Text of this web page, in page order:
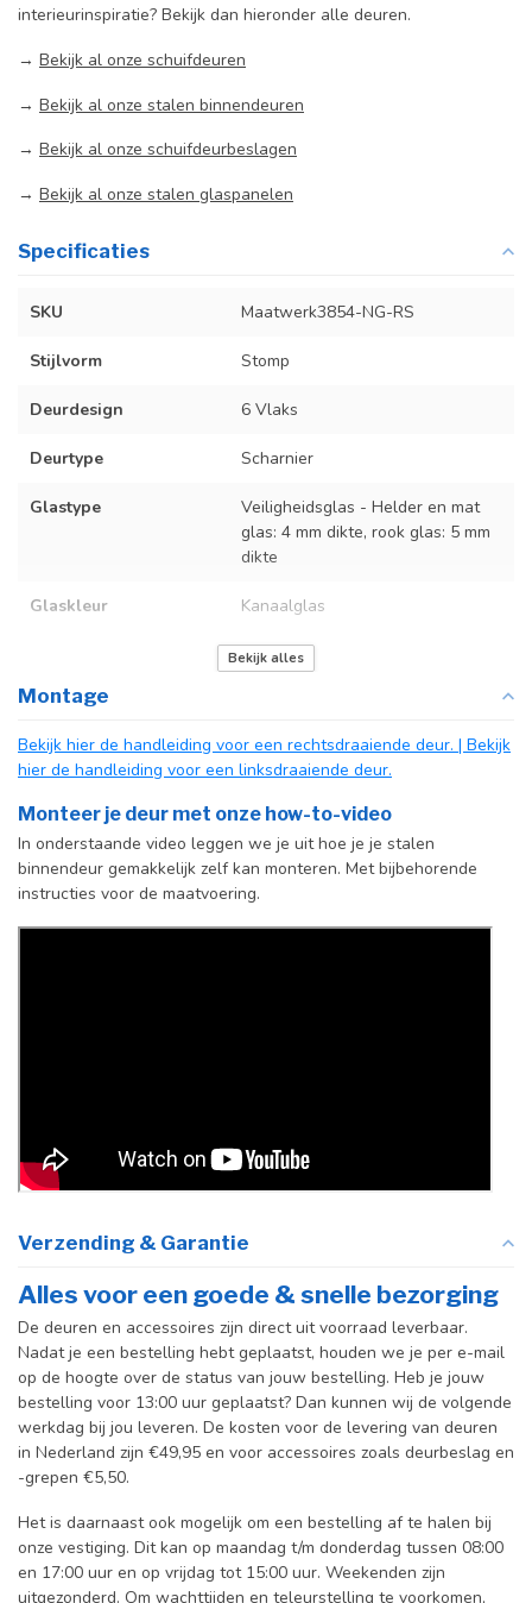
interieurinspiratie? Bekijk dan hieronder alle deuren.
→ Bekijk al onze schuifdeuren
→ Bekijk al onze stalen binnendeuren
→ Bekijk al onze schuifdeurbeslagen
→ Bekijk al onze stalen glaspanelen
Specificaties
SKU Maatwerk3854-NG-RS
Stijlvorm Stomp
Deurdesign 6 Vlaks
Deurtype Scharnier
Glastype
Veiligheidsglas - Helder en mat
glas: 4 mm dikte, rook glas: 5 mm
dikte
Glaskleur Kanaalglas
Op maat gemaakt
Kozijnmaat
Incl. deurgreep Standaard Deurgreep Binnendeur
Afdekkap
vloerscharnier
(uitsluitend
taatsdeuren)
Incl. zwart kapje
Bekijk alles
Montage
Bekijk hier de handleiding voor een rechtsdraaiende deur. | Bekijk
hier de handleiding voor een linksdraaiende deur.
Monteer je deur met onze how-to-video
In onderstaande video leggen we je uit hoe je je stalen
binnendeur gemakkelijk zelf kan monteren. Met bijbehorende
instructies voor de maatvoering.
Verzending & Garantie
Alles voor een goede & snelle bezorging
De deuren en accessoires zijn direct uit voorraad leverbaar.
Nadat je een bestelling hebt geplaatst, houden we je per e-mail
op de hoogte over de status van jouw bestelling. Heb je jouw
bestelling voor 13:00 uur geplaatst? Dan kunnen wij de volgende
werkdag bij jou leveren. De kosten voor de levering van deuren
in Nederland zijn €49,95 en voor accessoires zoals deurbeslag en
-grepen €5,50.
Het is daarnaast ook mogelijk om een bestelling af te halen bij
onze vestiging. Dit kan op maandag t/m donderdag tussen 08:00
en 17:00 uur en op vrijdag tot 15:00 uur. Weekenden zijn
uitgezonderd. Om wachttijden en teleurstelling te voorkomen,